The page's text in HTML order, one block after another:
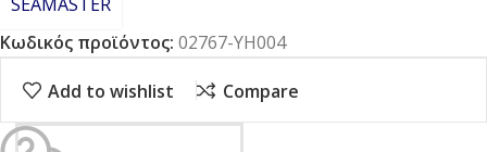
Κωδικός προϊόντος: 02767-YH004
Add to wishlist Compare